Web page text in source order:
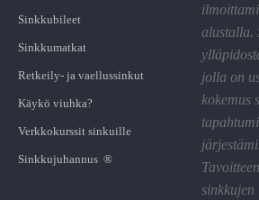
Sinkkubileet
Sinkkumatkat
Retkeily- ja vaellussinkut
Käykö viuhka?
Verkkokurssit sinkuille
Sinkkujuhannus ®
alustalla.
jolla on
kokemus
sinkkujen